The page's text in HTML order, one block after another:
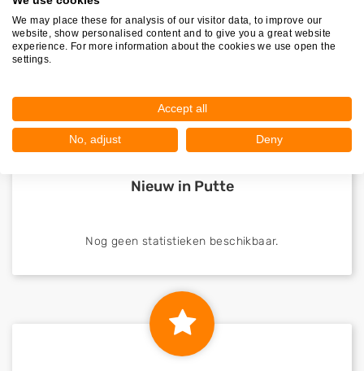
Nieuw in Putte
Nog geen statistieken beschikbaar.
We may place these for analysis of our visitor data, to improve our
website, show personalised content and to give you a great website
experience. For more information about the cookies we use open the
settings.
Accept all
No, adjust Deny